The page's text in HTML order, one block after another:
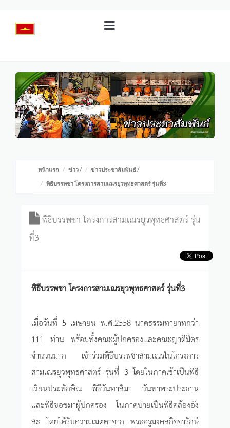
หน้าแรก ข่าว/ ข่าวประชาสัมพันธ์/
พิธีบรรพชา โครงการสามเณรยุวพุทธศาสตร์ รุ่นที่3
พิธีบรรพชา โครงการสามเณรยุวพุทธศาสตร์ รุ่น
ที่3
พิธีบรรพชา โครงการสามเณรยุวพุทธศาสตร์ รุ่นที่3
เมื่อวันที่ 5 เมษายน พ.ศ.2558 นาคธรรมทายาทกว่า
111 ท่าน พร้อมทั้งคณะผู้ปกครองและคณะญาติมิตร
จำนวนมาก เข้าร่วมพิธีบรรพชาสามเณรในโครงการ
สามเณรยุวพุทธศาสตร์ รุ่นที่ 3 โดยในภาคเช้าเป็นพิธี
เวียนประทักษิณ พิธีวันทาสีมา วันทาพระประธาน
และพิธีขอขมาผู้ปกครอง ในภาคบ่ายเป็นพิธีคล้องอัง
สะ โดยได้รับความเมตตาจาก พระครูมงคลกิจจารักษ์